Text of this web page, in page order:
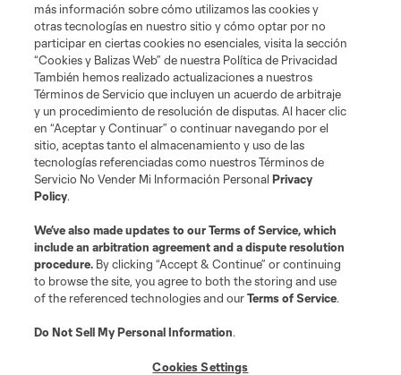
Interview
más información sobre cómo utilizamos las cookies y
otras tecnologías en nuestro sitio y cómo optar por no
participar en ciertas cookies no esenciales, visita la sección
“Cookies y Balizas Web” de nuestra Política de Privacidad
También hemos realizado actualizaciones a nuestros
Términos de Servicio que incluyen un acuerdo de arbitraje
y un procedimiento de resolución de disputas. Al hacer clic
en “Aceptar y Continuar” o continuar navegando por el
sitio, aceptas tanto el almacenamiento y uso de las
tecnologías referenciadas como nuestros Términos de
Servicio No Vender Mi Información PersonalPrivacy
Policy.
We’ve also made updates to ourTerms of Service, which
include an arbitration agreement and a dispute resolution
procedure. By clicking “Accept & Continue” or continuing
to browse the site, you agree to both the storing and use
of the referenced technologies and ourTerms of Service.
Do Not Sell My Personal Information.
Cookies Settings